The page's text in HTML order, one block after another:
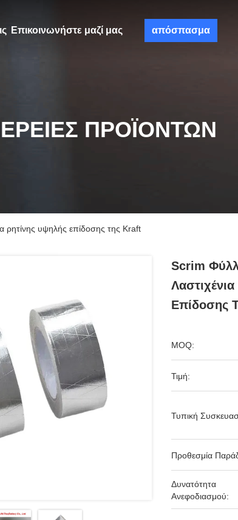
Επικοινωνήστε μαζί μας απόσπασμα
ΠΡΟΪΌΝΤΩΝ
ρητίνης υψηλής επίδοσης της Kraft
Scrim
Επίδοσης
MOQ:
Τιμή:
Τυπική
Προθεσμία
Δυνατότητα
Ανεφοδιασμού: